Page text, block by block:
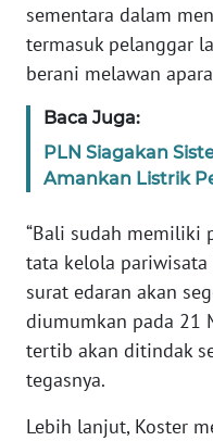
sementara dalam
termasuk pelanggar
berani melawan
Baca Juga:
PLN Siagakan
Amankan Listrik
“Bali sudah memiliki
tata kelola pariwisata
surat edaran akan
diumumkan pada 21
tertib akan ditindak
tegasnya.
Lebih lanjut, Koster
WN
PAPUA
WN
PAPUA
BARAT
WN
RIAU
SERAMBI
WN